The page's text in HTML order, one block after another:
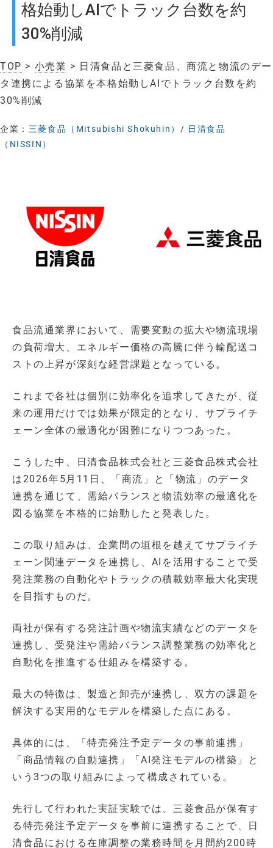
格始動しAIでトラック台数を約
30%削減
TOP > 小売業 > 日清食品と三菱食品、商流と物流のデー
タ連携による協業を本格始動しAIでトラック台数を約
30%削減
企業： 三菱食品（Mitsubishi Shokuhin） / 日清食品
（NISSIN）
食品流通業界において、需要変動の拡大や物流現場
の負荷増大、エネルギー価格の高騰に伴う輸配送コ
ストの上昇が深刻な経営課題となっている。
これまで各社は個別に効率化を追求してきたが、従
来の運用だけでは効果が限定的となり、サプライチ
ェーン全体の最適化が困難になりつつあった。
こうした中、日清食品株式会社と三菱食品株式会社
は2026年5月11日、「商流」と「物流」のデータ
連携を通じて、需給バランスと物流効率の最適化を
図る協業を本格的に始動したと発表した。
この取り組みは、企業間の垣根を越えてサプライチ
ェーン関連データを連携し、AIを活用することで受
発注業務の自動化やトラックの積載効率最大化実現
を目指すものだ。
両社が保有する発注計画や物流実績などのデータを
連携し、受発注や需給バランス調整業務の効率化と
自動化を推進する仕組みを構築する。
最大の特徴は、製造と卸売が連携し、双方の課題を
解決する実用的なモデルを構築した点にある。
具体的には、「特売発注予定データの事前連携」
「商品情報の自動連携」「AI発注モデルの構築」と
いう3つの取り組みによって構成されている。
先行して行われた実証実験では、三菱食品が保有す
る特売発注予定データを事前に連携することで、日
清食品における在庫調整の業務時間を月間約200時